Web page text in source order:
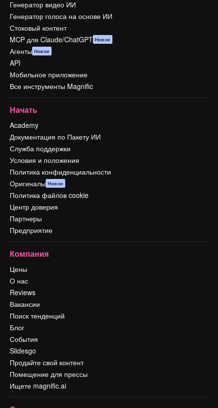
Генератор видео ИИ
Генератор голоса на основе ИИ
Стоковый контент
MCP для Claude/ChatGPT Новое
Агенты Новое
API
Мобильное приложение
Все инструменты Magnific
Начать
Academy
Документация по Пакету ИИ
Служба поддержки
Условия и положения
Политика конфиденциальности
Оригиналы Новое
Политика файлов cookie
Центр доверия
Партнеры
Предприятие
Компания
Цены
О нас
Reviews
Вакансии
Поиск тенденций
Блог
События
Slidesgo
Продайте свой контент
Помещение для прессы
Ищете magnific.ai